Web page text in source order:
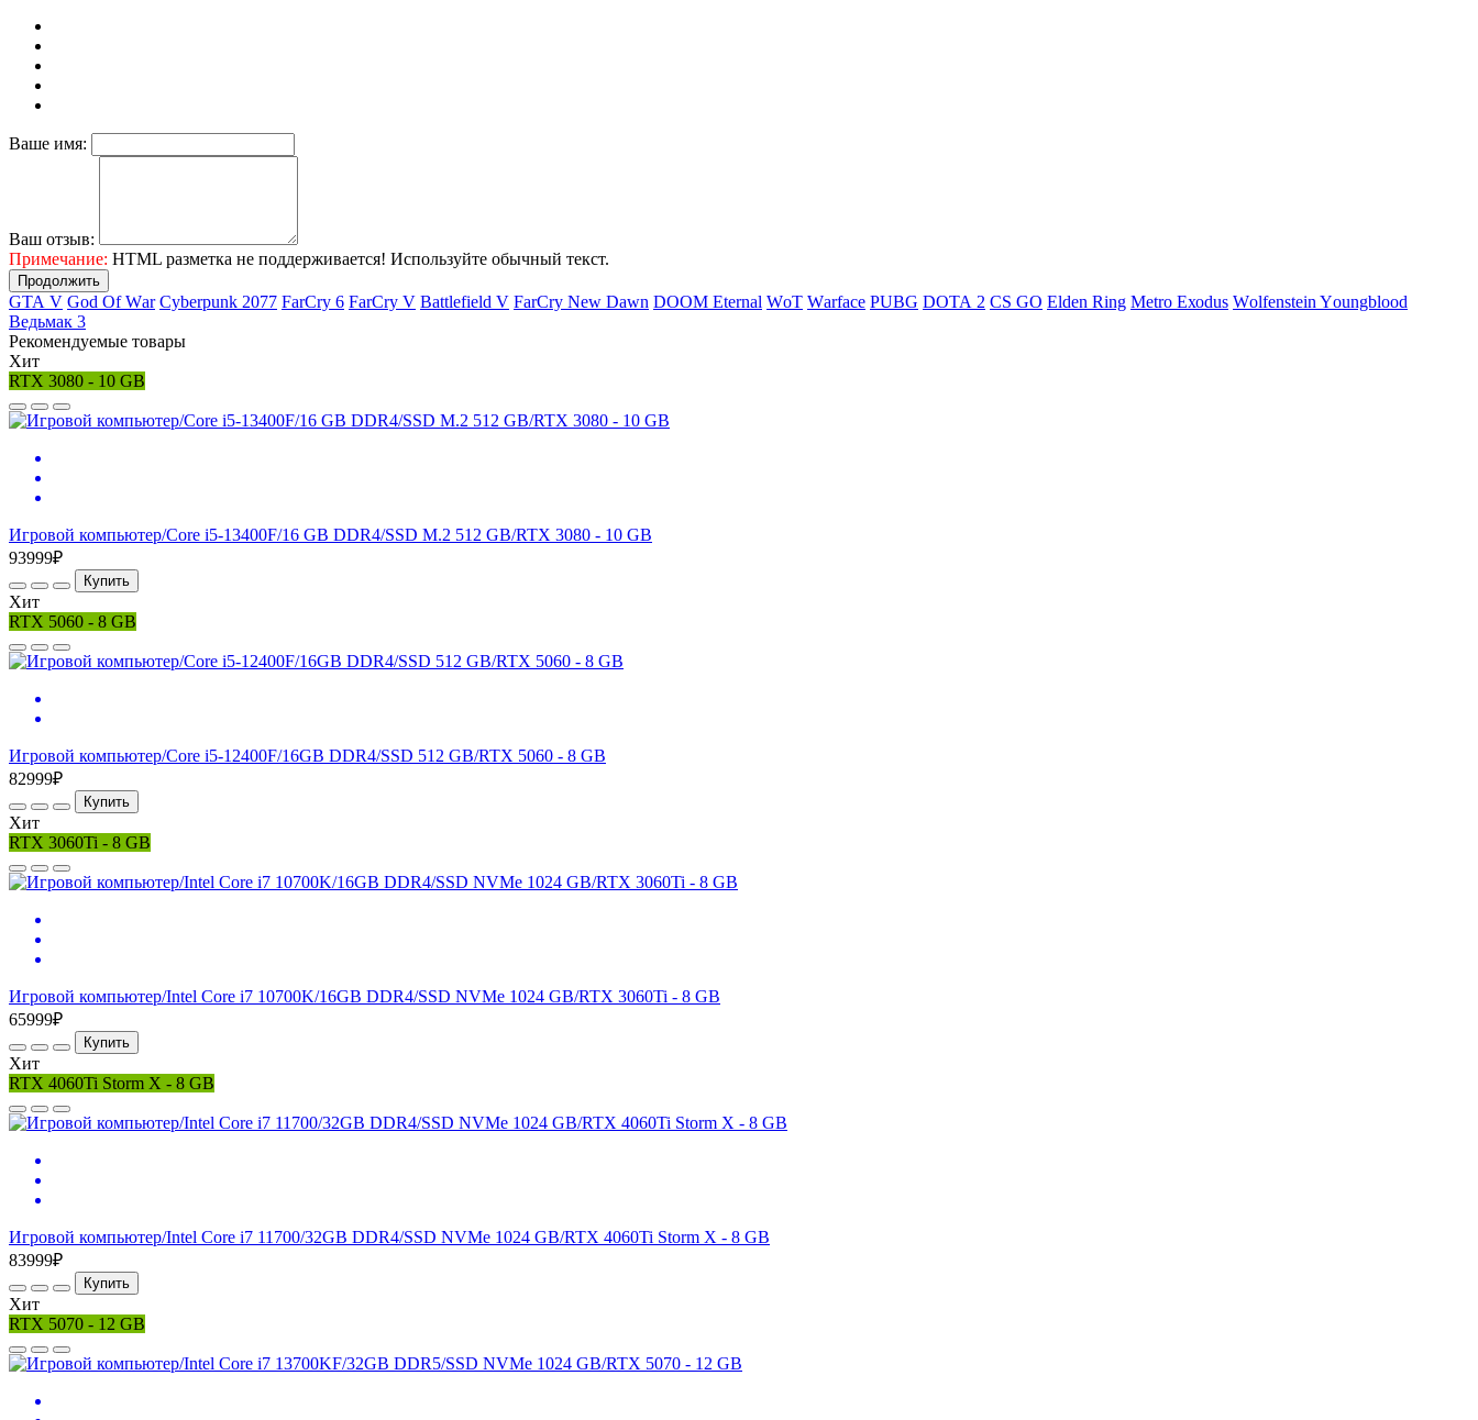
Ваше имя:
Ваш отзыв:
Примечание: HTML разметка не поддерживается! Используйте обычный текст.
Продолжить
GТА V Gоd Оf Wаr Cyberpunk 2077 FаrСry 6 FarCry V Ваttlеfiеld V FаrСry Nеw Dаwn DООМ Еtеrnаl WоТ Wаrfасе РUВG DОТА 2 СS GО Elden Ring Меtrо Ехоdus Wоlfеnstеin Yоungblооd
Ведьмак 3
Рекомендуемые товары
Хит
RTX 3080 - 10 GB
Игровой компьютер/Core i5-13400F/16 GB DDR4/SSD M.2 512 GB/RTX 3080 - 10 GB
93999₽
Купить
Хит
RTX 5060 - 8 GB
Игровой компьютер/Core i5-12400F/16GB DDR4/SSD 512 GB/RTX 5060 - 8 GB
82999₽
Купить
Хит
RTX 3060Ti - 8 GB
Игровой компьютер/Intel Core i7 10700K/16GB DDR4/SSD NVMe 1024 GB/RTX 3060Ti - 8 GB
65999₽
Купить
Хит
RTX 4060Ti Storm X - 8 GB
Игровой компьютер/Intel Core i7 11700/32GB DDR4/SSD NVMe 1024 GB/RTX 4060Ti Storm X - 8 GB
83999₽
Купить
Хит
RTX 5070 - 12 GB